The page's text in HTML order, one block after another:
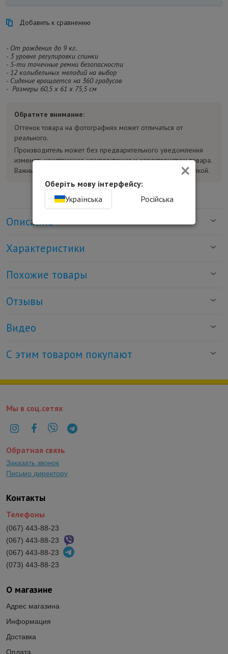
Добавить к сравнению
- От рождения до 9 кг.
- 3 уровня регулировки спинки
- 5-ти точечные ремни безопасности
- 12 колыбельных мелодий на выбор
- Сидение вращается на 360 градусов
- Размеры 60,5 x 61 x 75,5 см
Обратите внимание:
Оттенок товара на фотографиях может отличаться от
реального.
Производитель может без предварительного уведомления
изменять конструкцию, комплектацию и характеристики товара.
Важные параметры уточняйте у консультанта перед покупкой.
Описание
Характеристики
Похожие товары
Отзывы
Видео
С этим товаром покупают
О магазине
Адрес магазина
Информация
Доставка
Оплата
Контакты
Телефоны
(067) 443-88-23
(067) 443-88-23
(067) 443-88-23
(073) 443-88-23
Мы в соц.сетях
Обратная связь
Заказать звонок
Письмо директору
×
Оберіть мову інтерфейсу:
Українська
Російська